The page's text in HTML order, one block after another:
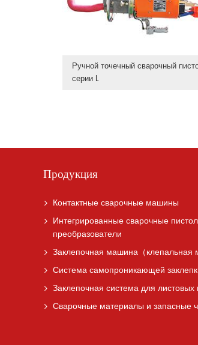
Ручной точечный сварочный
серии L
Продукция
Контактные сварочные машины
Интегрированные сварочные
преобразователи
Заклепочная машина（клепальная
Система самопроникающей
Заклепочная система для
Сварочные материалы и запасные